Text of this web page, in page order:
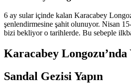
6 ay sular içinde kalan Karacabey
şenlendirmesine şahit olunuyor. Nisan
bizi bekliyor o tarihlerde. Bu sebeple
Karacabey
Sandal Gezisi Yapın